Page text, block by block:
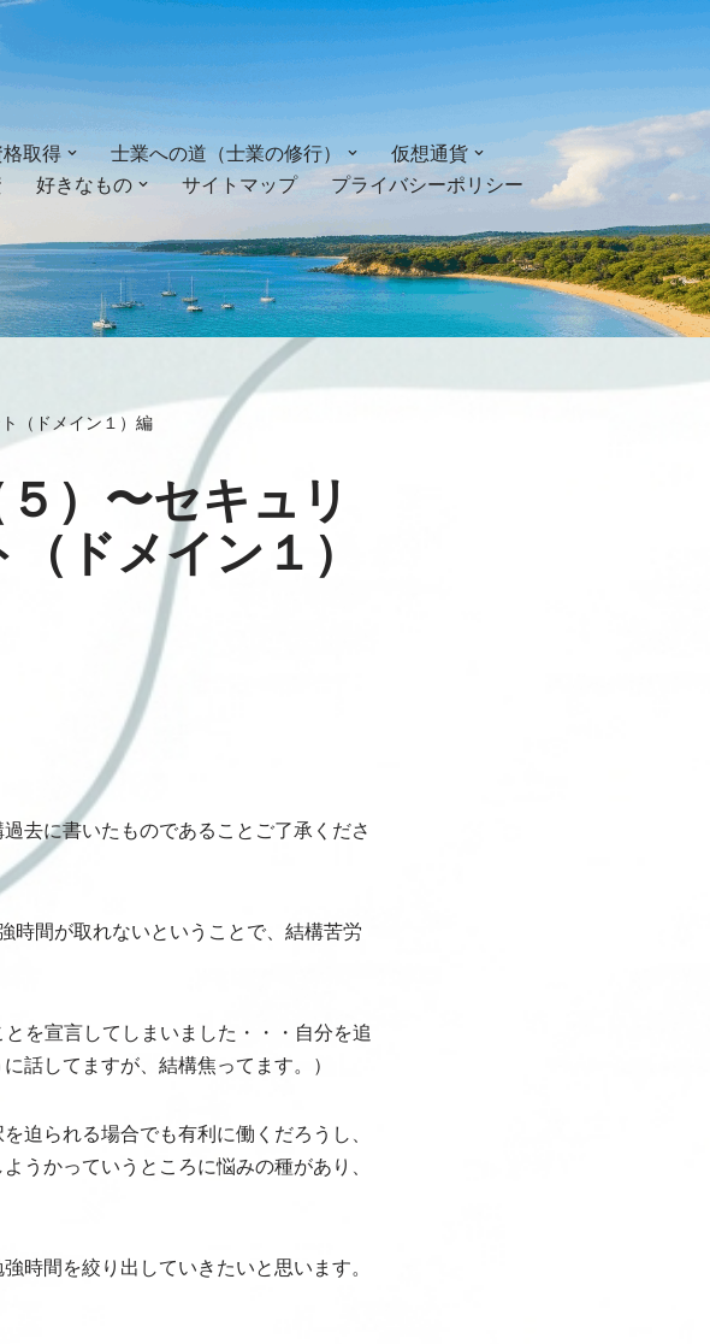
取得 士業への道（士業の修行）
仮想通貨
好きなもの サイトマップ プライバシーポリシー
（ドメイン１）編
）〜セキュリ
ドメイン１）
去に書いたものであることご了承くださ
時間が取れないということで、結構苦労
を宣言してしまいました・・・自分を追
話してますが、結構焦ってます。）
迫られる場合でも有利に働くだろうし、
うかっていうところに悩みの種があり、
時間を絞り出していきたいと思います。